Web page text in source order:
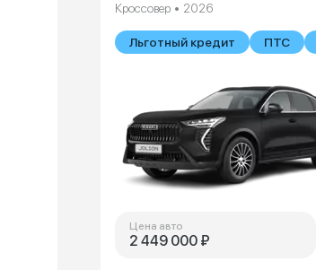
Кроссовер • 2026
Льготный кредит ПТС
Цена авто
2 449 000 ₽